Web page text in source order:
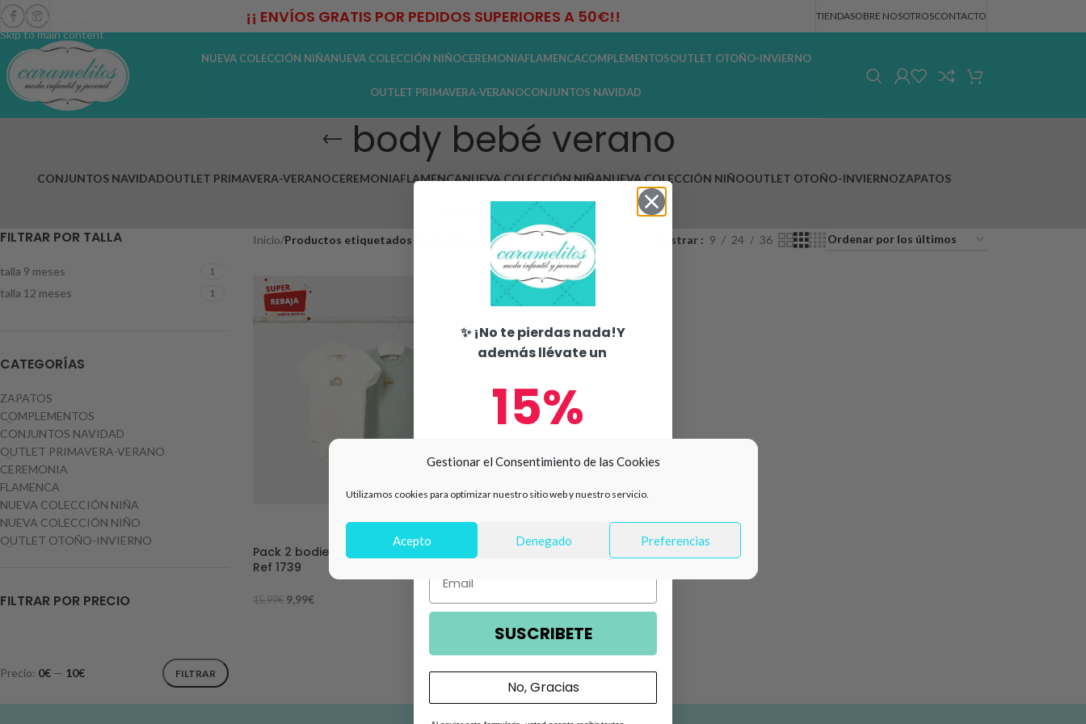
Gestionar el Consentimiento de las Cookies
Utilizamos cookies para optimizar nuestro sitio web y nuestro servicio.
Acepto Denegado Preferencias
Skip to navigation
Skip to main content
¡¡ ENVÍOS GRATIS POR PEDIDOS SUPERIORES A 50€!! TIENDASOBRE NOSOTROSCONTACTO
NUEVA COLECCIÓN NIÑANUEVA COLECCIÓN NIÑOCEREMONIAFLAMENCACOMPLEMENTOSOUTLET OTOÑO-INVIERNO
OUTLET PRIMAVERA-VERANOCONJUNTOS NAVIDAD
body bebé verano
CONJUNTOS NAVIDADOUTLET PRIMAVERA-VERANOCEREMONIAFLAMENCANUEVA COLECCIÓN NIÑANUEVA COLECCIÓN NIÑOOUTLET OTOÑO-INVIERNOZAPATOS
COMPLEMENTOS
FILTRAR POR TALLA
talla 9 meses 1
talla 12 meses 1
CATEGORÍAS
ZAPATOS
COMPLEMENTOS
CONJUNTOS NAVIDAD
OUTLET PRIMAVERA-VERANO
CEREMONIA
FLAMENCA
NUEVA COLECCIÓN NIÑA
NUEVA COLECCIÓN NIÑO
OUTLET OTOÑO-INVIERNO
FILTRAR POR PRECIO
FILTRAR
Precio: 0€ — 10€
Inicio/Productos etiquetados “body bebé verano” Mostrar 9 24 36
Pack 2 bodies bebé algodón Mayoral
Ref 1739
15,99€ 9,99€
✨ ¡No te pierdas nada!Y
además llévate un
15%
de descuento en tu primera
SUSCRIBETE
No, Gracias